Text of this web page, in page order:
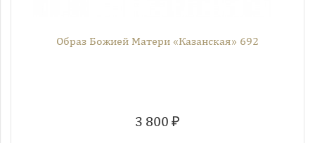
Образ Божией Матери «Казанская» 692
3 800 ₽